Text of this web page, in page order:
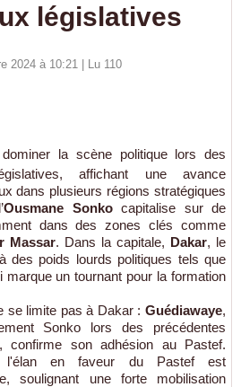
législatives
2024 à 10:21 | Lu 110
la scène politique lors des
affichant une avance
dans plusieurs régions stratégiques
Ousmane Sonkocapitalise sur de
dans des zones clés comme
Massar. Dans la capitale, Dakar, le
des poids lourds politiques tels que
marque un tournant pour la formation
se limite pas à Dakar : Guédiawaye,
Sonko lors des précédentes
confirme son adhésion au Pastef.
en faveur du Pastef est
soulignant une forte mobilisation